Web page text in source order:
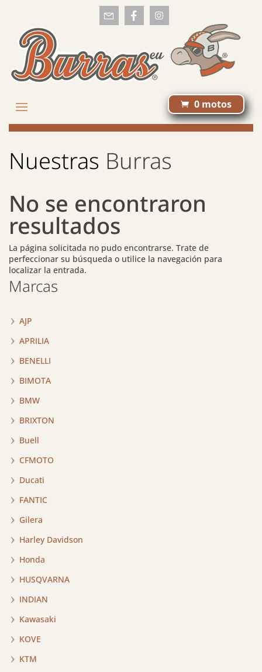
 0 motos
Nuestras Burras
No se encontraron
resultados
La página solicitada no pudo encontrarse. Trate de
perfeccionar su búsqueda o utilice la navegación para
localizar la entrada.
Marcas
AJP
APRILIA
BENELLI
BIMOTA
BMW
BRIXTON
Buell
CFMOTO
Ducati
FANTIC
Gilera
Harley Davidson
Honda
HUSQVARNA
INDIAN
Kawasaki
KOVE
KTM